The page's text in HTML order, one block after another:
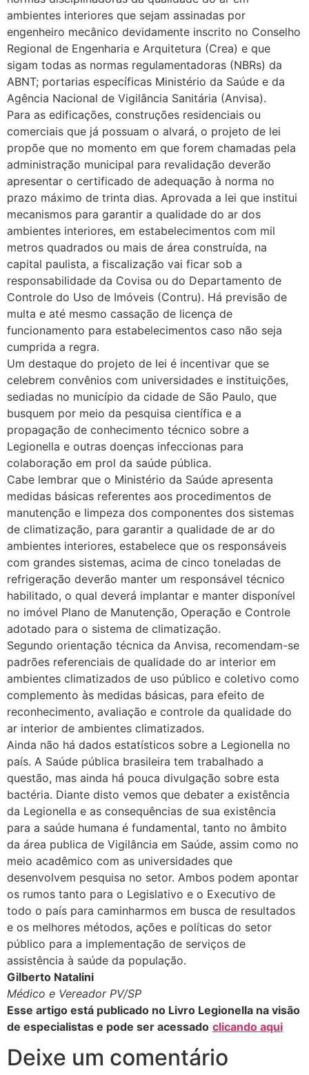
ambientes interiores que sejam assinadas por
engenheiro mecânico devidamente inscrito no Conselho
Regional de Engenharia e Arquitetura (Crea) e que
sigam todas as normas regulamentadoras (NBRs) da
ABNT; portarias específicas Ministério da Saúde e da
Agência Nacional de Vigilância Sanitária (Anvisa).
Para as edificações, construções residenciais ou
comerciais que já possuam o alvará, o projeto de lei
propõe que no momento em que forem chamadas pela
administração municipal para revalidação deverão
apresentar o certificado de adequação à norma no
prazo máximo de trinta dias. Aprovada a lei que institui
mecanismos para garantir a qualidade do ar dos
ambientes interiores, em estabelecimentos com mil
metros quadrados ou mais de área construída, na
capital paulista, a fiscalização vai ficar sob a
responsabilidade da Covisa ou do Departamento de
Controle do Uso de Imóveis (Contru). Há previsão de
multa e até mesmo cassação de licença de
funcionamento para estabelecimentos caso não seja
cumprida a regra.
Um destaque do projeto de lei é incentivar que se
celebrem convênios com universidades e instituições,
sediadas no município da cidade de São Paulo, que
busquem por meio da pesquisa científica e a
propagação de conhecimento técnico sobre a
Legionella e outras doenças infeccionas para
colaboração em prol da saúde pública.
Cabe lembrar que o Ministério da Saúde apresenta
medidas básicas referentes aos procedimentos de
manutenção e limpeza dos componentes dos sistemas
de climatização, para garantir a qualidade de ar do
ambientes interiores, estabelece que os responsáveis
com grandes sistemas, acima de cinco toneladas de
refrigeração deverão manter um responsável técnico
habilitado, o qual deverá implantar e manter disponível
no imóvel Plano de Manutenção, Operação e Controle
adotado para o sistema de climatização.
Segundo orientação técnica da Anvisa, recomendam-se
padrões referenciais de qualidade do ar interior em
ambientes climatizados de uso público e coletivo como
complemento às medidas básicas, para efeito de
reconhecimento, avaliação e controle da qualidade do
ar interior de ambientes climatizados.
Ainda não há dados estatísticos sobre a Legionella no
país. A Saúde pública brasileira tem trabalhado a
questão, mas ainda há pouca divulgação sobre esta
bactéria. Diante disto vemos que debater a existência
da Legionella e as consequências de sua existência
para a saúde humana é fundamental, tanto no âmbito
da área publica de Vigilância em Saúde, assim como no
meio acadêmico com as universidades que
desenvolvem pesquisa no setor. Ambos podem apontar
os rumos tanto para o Legislativo e o Executivo de
todo o país para caminharmos em busca de resultados
e os melhores métodos, ações e políticas do setor
público para a implementação de serviços de
assistência à saúde da população.
Gilberto Natalini
Médico e Vereador PV/SP
Esse artigo está publicado no Livro Legionella na visão
de especialistas e pode ser acessado clicando aqui
Deixe um comentário